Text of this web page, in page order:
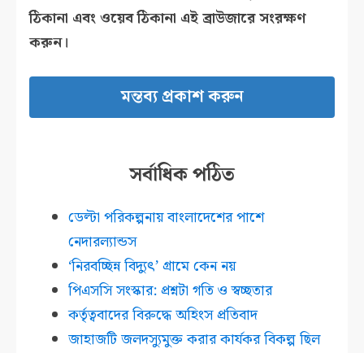
ঠিকানা এবং ওয়েব ঠিকানা এই ব্রাউজারে সংরক্ষণ
করুন।
সর্বাধিক পঠিত
ডেল্টা পরিকল্পনায় বাংলাদেশের পাশে
নেদারল্যান্ডস
‘নিরবচ্ছিন্ন বিদ্যুৎ’ গ্রামে কেন নয়
পিএসসি সংস্কার: প্রশ্নটা গতি ও স্বচ্ছতার
কর্তৃত্ববাদের বিরুদ্ধে অহিংস প্রতিবাদ
জাহাজটি জলদস্যুমুক্ত করার কার্যকর বিকল্প ছিল